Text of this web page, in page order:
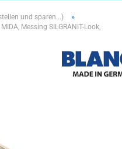
und sparen...) »
Messing SILGRANIT-Look,